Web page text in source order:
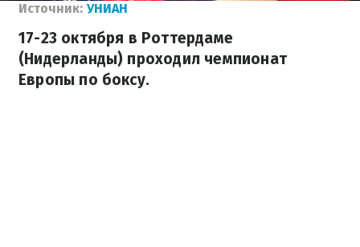
Источник: УНИАН
17-23 октября в Роттердаме
(Нидерланды) проходил чемпионат
Европы по боксу.